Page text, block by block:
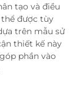
tạo và điều
được tùy
trên mẫu sử
thiết kế này
phần vào